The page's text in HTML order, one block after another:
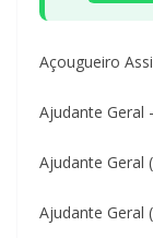
Açougueiro
Ajudante Geral
Ajudante Geral
Ajudante Geral